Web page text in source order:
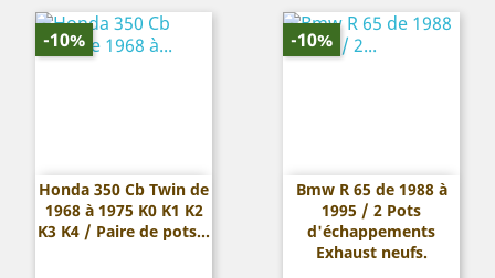
Honda 350 Cb Twin de
1968 à 1975 K0 K1 K2
K3 K4 / Paire de pots...
-10%
Bmw R 65 de 1988 à
1995 / 2 Pots
d'échappements
Exhaust neufs.
-10%